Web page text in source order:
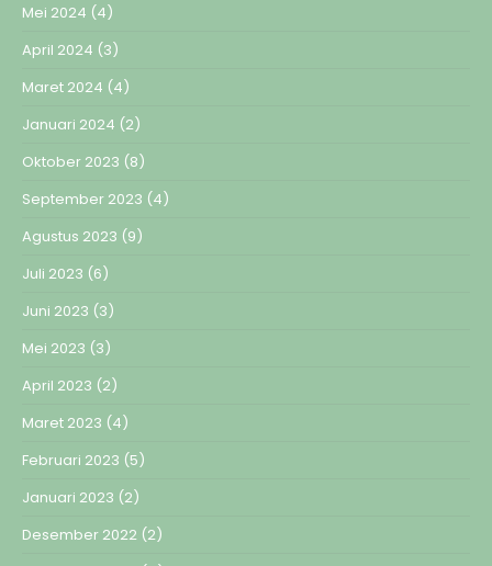
Mei 2024 (4)
April 2024 (3)
Maret 2024 (4)
Januari 2024 (2)
Oktober 2023 (8)
September 2023 (4)
Agustus 2023 (9)
Juli 2023 (6)
Juni 2023 (3)
Mei 2023 (3)
April 2023 (2)
Maret 2023 (4)
Februari 2023 (5)
Januari 2023 (2)
Desember 2022 (2)